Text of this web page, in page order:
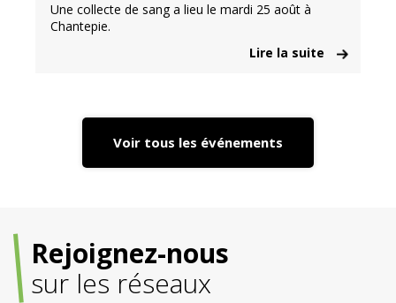
Une collecte de sang a lieu le mardi 25 août à
Chantepie.
Lire la suite
Voir tous les événements
Rejoignez-nous
sur les réseaux